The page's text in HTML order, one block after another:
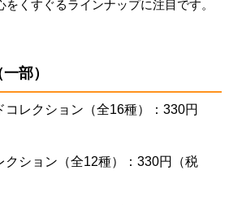
くすぐるラインナップに注目です。
部）
コレクション（全16種）：330円
クション（全12種）：330円（税